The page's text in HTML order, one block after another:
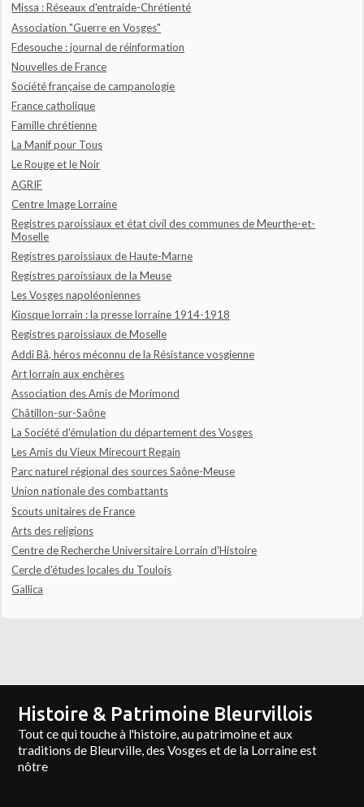
Missa : Réseaux d'entraide-Chrétienté
Association "Guerre en Vosges"
Fdesouche : journal de réinformation
Nouvelles de France
Société française de campanologie
France catholique
Famille chrétienne
La Manif pour Tous
Le Rouge et le Noir
AGRIF
Centre Image Lorraine
Registres paroissiaux et état civil des communes de Meurthe-et-
Moselle
Registres paroissiaux de Haute-Marne
Registres paroissiaux de la Meuse
Les Vosges napoléoniennes
Kiosque lorrain : la presse lorraine 1914-1918
Registres paroissiaux de Moselle
Addi Bâ, héros méconnu de la Résistance vosgienne
Art lorrain aux enchères
Association des Amis de Morimond
Châtillon-sur-Saône
La Société d'émulation du département des Vosges
Les Amis du Vieux Mirecourt Regain
Parc naturel régional des sources Saône-Meuse
Union nationale des combattants
Scouts unitaires de France
Arts des religions
Centre de Recherche Universitaire Lorrain d'Histoire
Cercle d'études locales du Toulois
Gallica
Histoire & Patrimoine Bleurvillois
Tout ce qui touche à l'histoire, au patrimoine et aux
traditions de Bleurville, des Vosges et de la Lorraine est
nôtre